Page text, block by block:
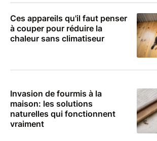
Ces appareils qu'il faut penser
à couper pour réduire la
chaleur sans climatiseur
Invasion de fourmis à la
maison: les solutions
naturelles qui fonctionnent
vraiment